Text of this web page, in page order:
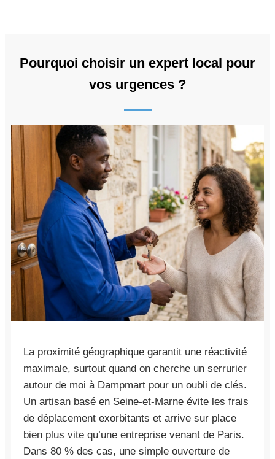
Pourquoi choisir un expert local pour
vos urgences ?
La proximité géographique garantit une réactivité
maximale, surtout quand on cherche un serrurier
autour de moi à Dampmart pour un oubli de clés.
Un artisan basé en Seine-et-Marne évite les frais
de déplacement exorbitants et arrive sur place
bien plus vite qu’une entreprise venant de Paris.
Dans 80 % des cas, une simple ouverture de